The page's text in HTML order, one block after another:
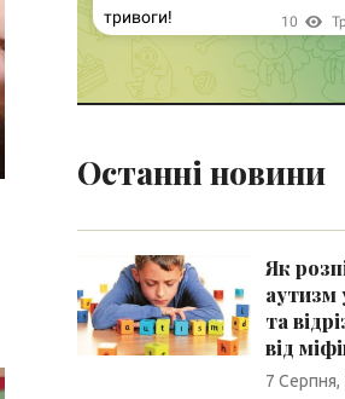
Останні новини
Як
аутизм
та
від
7 Серпня,